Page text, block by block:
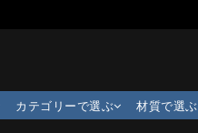
カテゴリーで選ぶ 材質で選ぶ